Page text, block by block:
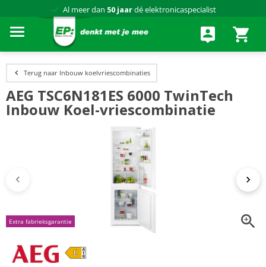
Al meer dan 50 jaardé elektronicaspecialist
Terug naar Inbouw koelvriescombinaties
AEG TSC6N181ES 6000 TwinTech
Inbouw Koel-vriescombinatie
Extra fabrieksgarantie